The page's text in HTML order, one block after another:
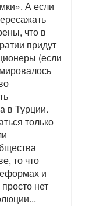
А если
что в
придут
(если
в Турции.
только
то что
и
нет